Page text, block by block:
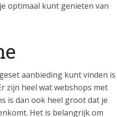
optimaal kunt genieten van
aanbieding kunt vinden is
zijn heel wat webshops met
is dan ook heel groot dat je
Het is belangrijk om